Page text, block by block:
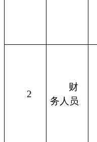
2
财
务人员